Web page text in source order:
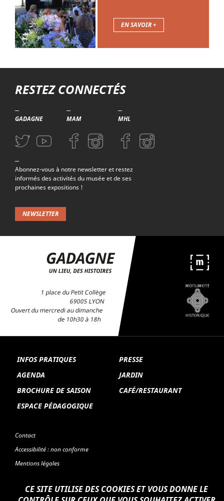
EN SAVOIR +
RESTEZ CONNECTÉS
GADAGNE
Aller sur la page Twitter (nouvelle fenetre)
Aller sur la page Youtube (nouvelle fenetre)
MAM
Aller sur la page Facebook (nouvelle fenetre)
Aller sur la page Instagram (nouvelle fenetre)
MHL
Aller sur la page Facebook (nouvelle
Aller sur la page Instagram
Abonnez-vous à notre newsletter et restez
informés des activités du musée et de ses
prochaines expositions !
NEWSLETTER
1 place du Petit Collège
69005 LYON
Ouvert du mercredi au dimanche
de 10h30 à 18h
INFOS PRATIQUES
AGENDA
BROCHURE DE SAISON
ESPACE PÉDAGOGIQUE
PRESSE
JARDIN
CAFÉ/RESTAURANT
Contact
Accessibilité : non conforme
Mentions légales
CE SITE UTILISE DES COOKIES ET VOUS DONNE LE